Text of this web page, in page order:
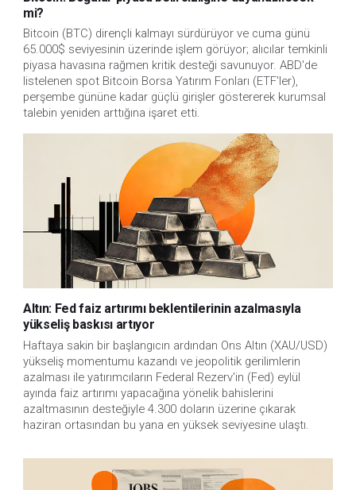
mi?
Bitcoin (BTC) dirençli kalmayı sürdürüyor ve cuma günü
65.000$ seviyesinin üzerinde işlem görüyor; alıcılar temkinli
piyasa havasına rağmen kritik desteği savunuyor. ABD'de
listelenen spot Bitcoin Borsa Yatırım Fonları (ETF'ler),
perşembe gününe kadar güçlü girişler göstererek kurumsal
talebin yeniden arttığına işaret etti.
Altın: Fed faiz artırımı beklentilerinin azalmasıyla
yükseliş baskısı artıyor
Haftaya sakin bir başlangıcın ardından Ons Altın (XAU/USD)
yükseliş momentumu kazandı ve jeopolitik gerilimlerin
azalması ile yatırımcıların Federal Rezerv'in (Fed) eylül
ayında faiz artırımı yapacağına yönelik bahislerini
azaltmasının desteğiyle 4.300 doların üzerine çıkarak
haziran ortasından bu yana en yüksek seviyesine ulaştı.